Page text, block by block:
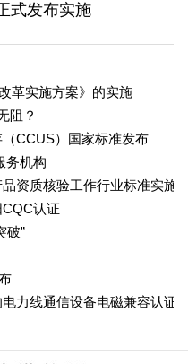
式发布实施
革实施方案》的实施
阻？
CCUS）国家标准发布
务机构
资质核验工作行业标准实施
认证
破”
力线通信设备电磁兼容认证